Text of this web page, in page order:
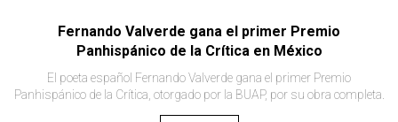
Fernando Valverde gana el primer Premio
Panhispánico de la Crítica en México
El poeta español Fernando Valverde gana el primer Premio
Panhispánico de la Crítica, otorgado por la BUAP, por su obra completa.